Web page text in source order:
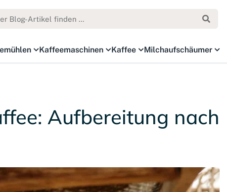
Kaffeemaschinen Kaffee Milchaufschäumer
Aufbereitung nach